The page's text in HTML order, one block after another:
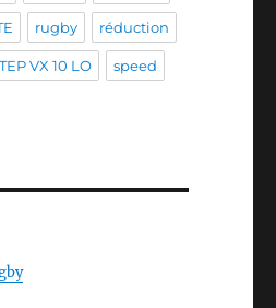
rugby réduction
VX 10 LO speed